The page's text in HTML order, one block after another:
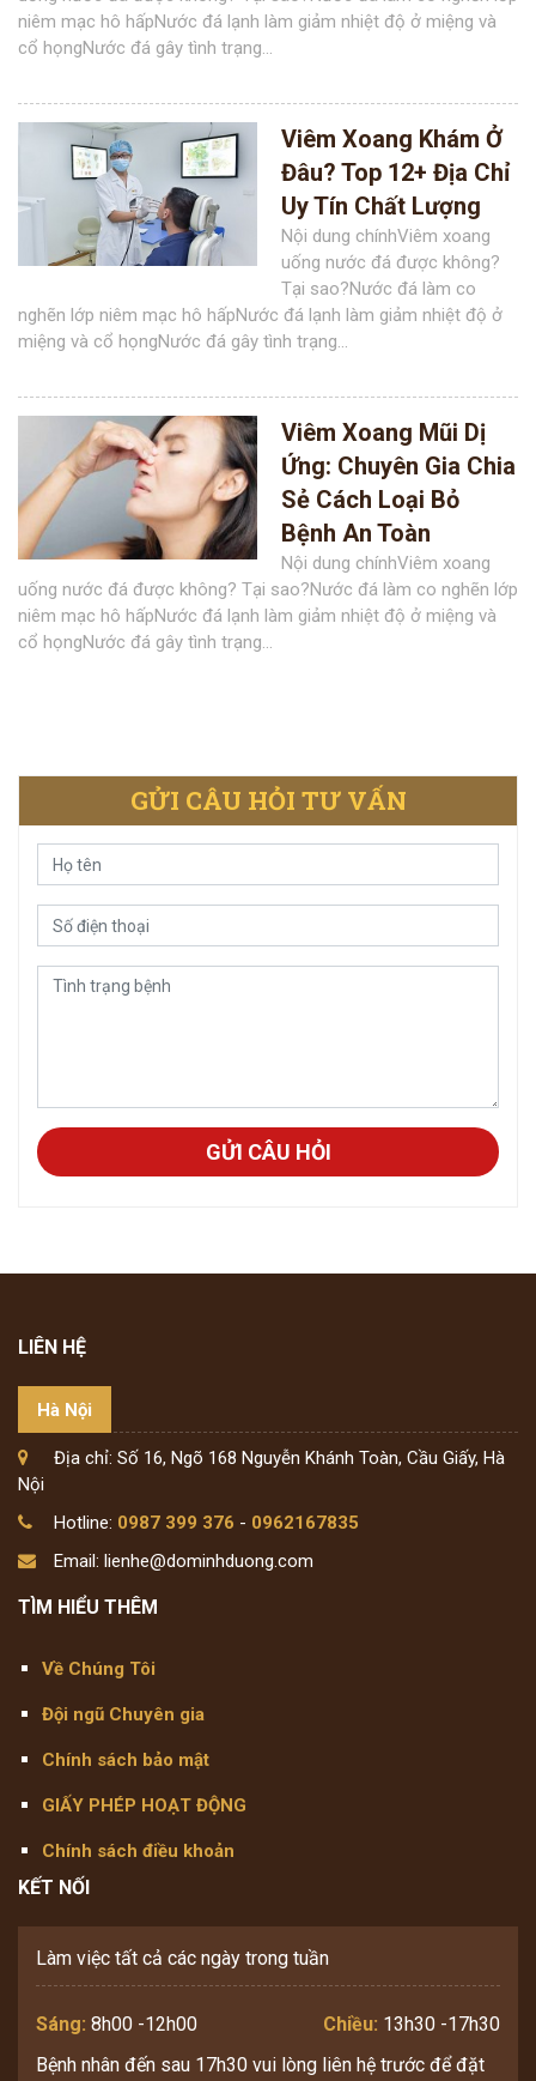
niêm mạc hô hấpNước đá lạnh làm giảm nhiệt độ ở miệng và
cổ họngNước đá gây tình trạng...
Viêm Xoang Khám Ở
Đâu? Top 12+ Địa Chỉ
Uy Tín Chất Lượng
Nội dung chínhViêm xoang
uống nước đá được không?
Tại sao?Nước đá làm co
nghẽn lớp niêm mạc hô hấpNước đá lạnh làm giảm nhiệt độ ở
miệng và cổ họngNước đá gây tình trạng...
Viêm Xoang Mũi Dị
Ứng: Chuyên Gia Chia
Sẻ Cách Loại Bỏ
Bệnh An Toàn
Nội dung chínhViêm xoang
uống nước đá được không? Tại sao?Nước đá làm co nghẽn lớp
niêm mạc hô hấpNước đá lạnh làm giảm nhiệt độ ở miệng và
cổ họngNước đá gây tình trạng...
GỬI CÂU HỎI TƯ VẤN
GỬI CÂU HỎI
LIÊN HỆ
Hà Nội
Địa chỉ: Số 16, Ngõ 168 Nguyễn Khánh Toàn, Cầu Giấy, Hà
Nội
Hotline: 0987 399 376 - 0962167835
Email: lienhe@dominhduong.com
TÌM HIỂU THÊM
Về Chúng Tôi
Đội ngũ Chuyên gia
Chính sách bảo mật
GIẤY PHÉP HOẠT ĐỘNG
Chính sách điều khoản
KẾT NỐI
Làm việc tất cả các ngày trong tuần
Sáng: 8h00 -12h00 Chiều: 13h30 -17h30
Bệnh nhân đến sau 17h30 vui lòng liên hệ trước để đặt